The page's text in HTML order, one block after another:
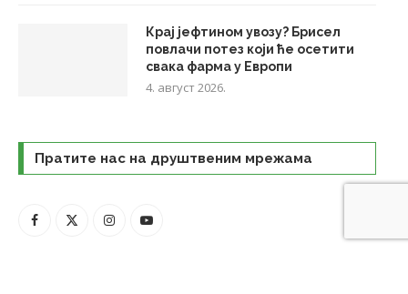
Крај јефтином увозу? Брисел
повлачи потез који ће осетити
свака фарма у Европи
4. август 2026.
Пратите нас на друштвеним мрежама